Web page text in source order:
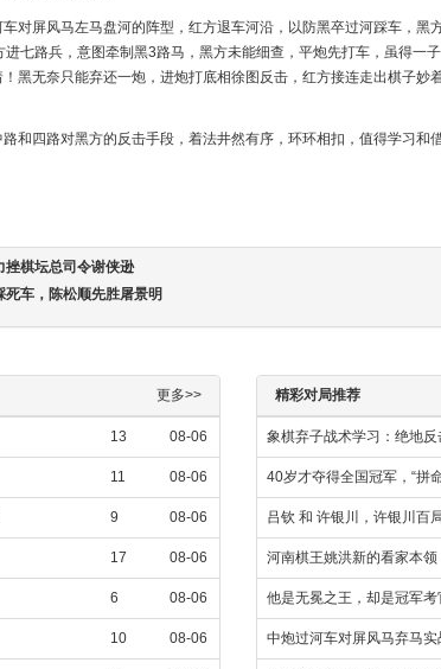
对屏风马左马盘河的阵型，红方退车河沿，以防黑卒过河踩车，黑
七路兵，意图牵制黑3路马，黑方未能细查，平炮先打车，虽得一
黑无奈只能弃还一炮，进炮打底相徐图反击，红方接连走出棋子妙
和四路对黑方的反击手段，着法井然有序，环环相扣，值得学习和借
挫棋坛总司令谢侠逊
车，陈松顺先胜屠景明
更多>>
13 08-06
11 08-06
9 08-06
17 08-06
6 08-06
10 08-06
精彩对局推荐
象棋弃子战术学习：绝地
40岁才夺得全国冠军，“拼
吕钦 和 许银川，许银川百
河南棋王姚洪新的看家本
他是无冕之王，却是冠军
中炮过河车对屏风马弃马